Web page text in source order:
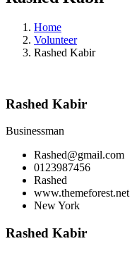
Home
Volunteer
Rashed Kabir
Rashed Kabir
Businessman
Rashed@gmail.com
0123987456
Rashed
www.themeforest.net
New York
Rashed Kabir